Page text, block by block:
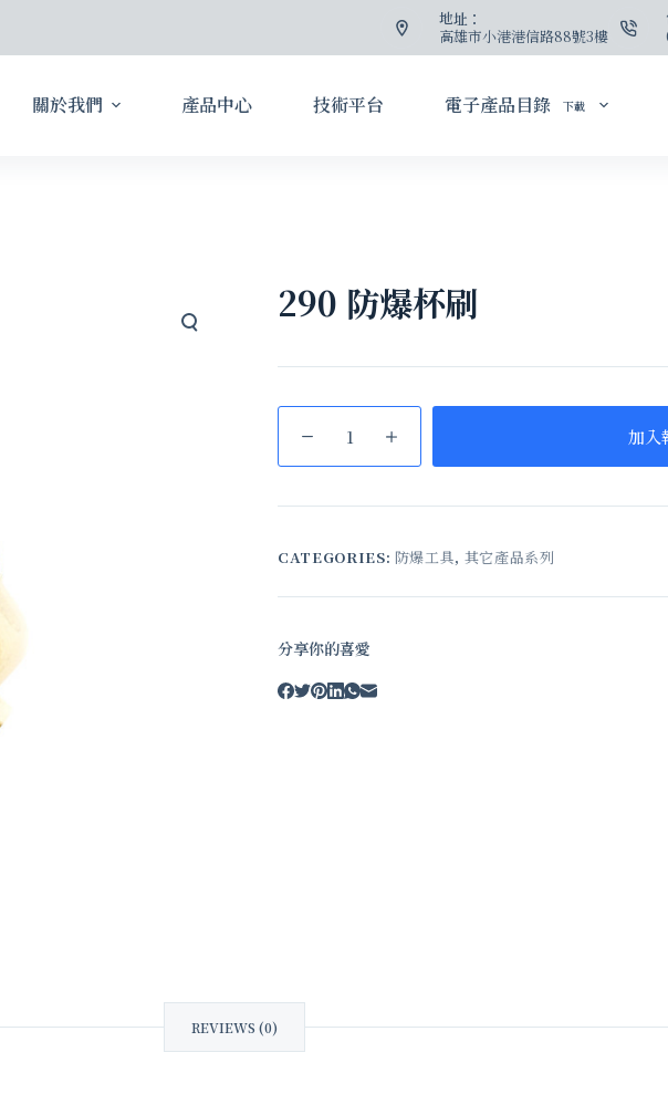
地址：
高雄市小港港信路88號3樓
關於我們 產品中心 技術平台 電子產品目錄 下載
290 防爆杯刷
加入
CATEGORIES: 防爆工具, 其它產品系列
分享你的喜愛
REVIEWS (0)